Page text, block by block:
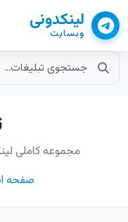
لینکدونی
وبسایت
مجموعه کاملی
صفحه